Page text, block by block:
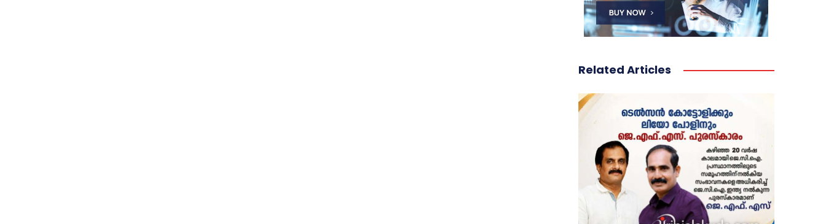
Related Articles